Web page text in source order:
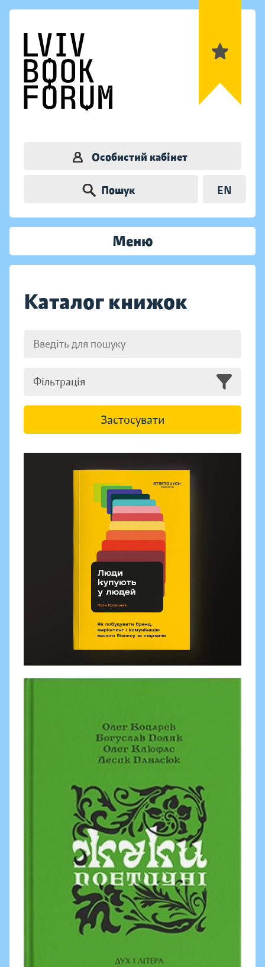
Особистий кабінет
Пошук EN
Меню
Каталог книжок
Фільтрація
Застосувати